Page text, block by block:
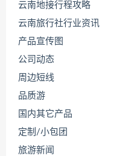
云南地接行程攻略
云南旅行社行业资讯
产品宣传图
公司动态
周边短线
品质游
国内其它产品
定制/小包团
旅游新闻